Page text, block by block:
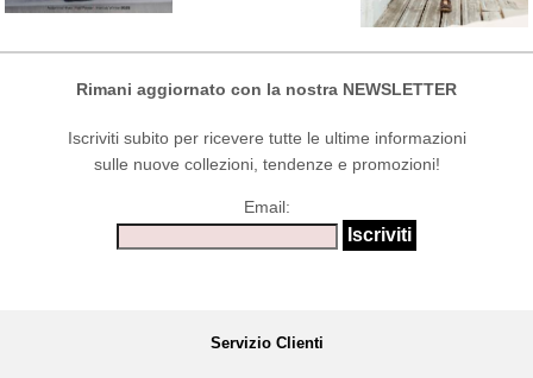
Rimani aggiornato con la nostra NEWSLETTER
Iscriviti subito per ricevere tutte le ultime informazioni
sulle nuove collezioni, tendenze e promozioni!
Email:
Servizio Clienti